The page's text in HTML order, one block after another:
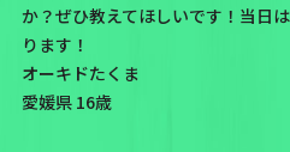
か？ぜひ教えてほしいです！当日
ります！
オーキドたくま
愛媛県 16歳